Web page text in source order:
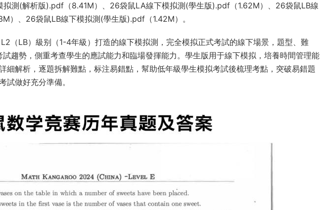
拟測(解析版).pdf（8.41M）、26袋鼠LA線下模拟測(學生版).pdf（1.62M）、26袋鼠LB線
）、26袋鼠LB線下模拟測(學生版).pdf（1.42M）。
（LB）級别（1-4年級）打造的線下模拟測，完全模拟正式考試的線下場景，題型、難
趨勢，側重考查學生的應試能力和臨場發揮能力。學生版用于線下模拟，培養時間管理能
細解析，逐題拆解難點，标注易錯點，幫助低年級學生模拟考試後梳理考點，突破易錯題
試做好充分準備。